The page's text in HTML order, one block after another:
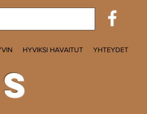
HYVIKSI HAVAITUT YHTEYDET